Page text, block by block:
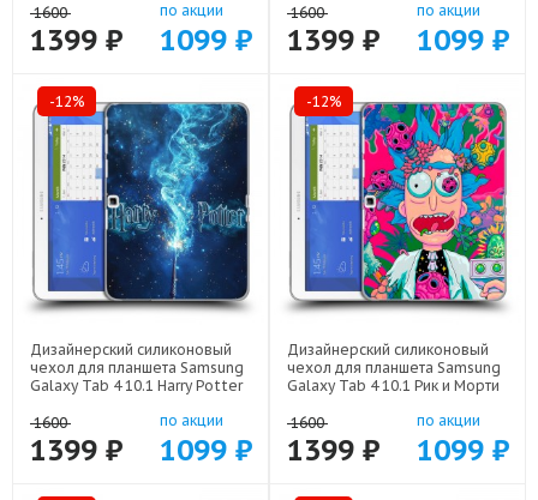
1600
1399 ₽
по акции
1099 ₽
22285
1600
1399 ₽
по акции
1099 ₽
-12%
Дизайнерский силиконовый
чехол для планшета Samsung
Galaxy Tab 4 10.1 Harry Potter
1600
1399 ₽
по акции
1099 ₽
-12%
Дизайнерский силиконовый
чехол для планшета Samsung
Galaxy Tab 4 10.1 Рик и Морти
1600
1399 ₽
по акции
1099 ₽